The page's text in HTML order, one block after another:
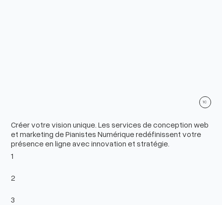
1C
Créer votre vision unique. Les services de conception web
et marketing de Pianistes Numérique redéfinissent votre
présence en ligne avec innovation et stratégie.
1
2
3